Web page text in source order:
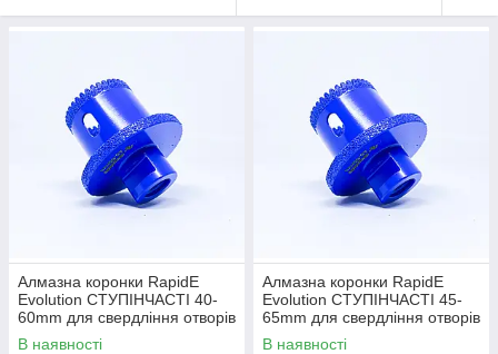
Алмазна коронки RapidE
Evolution СТУПІНЧАСТІ 40-
60mm для свердління отворів
під сифон
В наявності
Алмазна коронки RapidE
Evolution СТУПІНЧАСТІ 45-
65mm для свердління отворів
під сифон
В наявності